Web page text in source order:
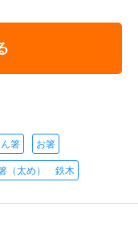
箸 お箸
（太め） 鉄木